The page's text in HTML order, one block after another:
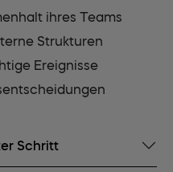
ihres Teams
Strukturen
Ereignisse
Schritt